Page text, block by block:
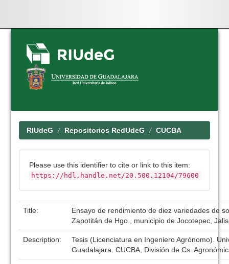
Skip
navigation
RIUdeG Repositorios RedUdeG CUCBA
Please use this identifier to cite or link to this item:
https://hdl.handle.net/20.500.12104/79600
Title:
Ensayo de rendimiento de diez variedades de
Zapotitán de Hgo., municipio de Jocotepec,
Description:
Tesis (Licenciatura en Ingeniero Agrónomo).
Guadalajara. CUCBA, División de Cs.